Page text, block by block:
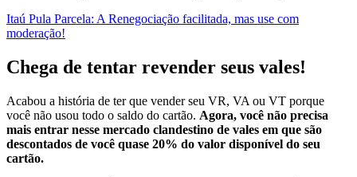
Itaú Pula Parcela: A Renegociação facilitada, mas use com
moderação!
Chega de tentar revender seus vales!
Acabou a história de ter que vender seu VR, VA ou VT porque
você não usou todo o saldo do cartão. Agora, você não precisa
mais entrar nesse mercado clandestino de vales em que são
descontados de você quase 20% do valor disponível do seu
cartão.